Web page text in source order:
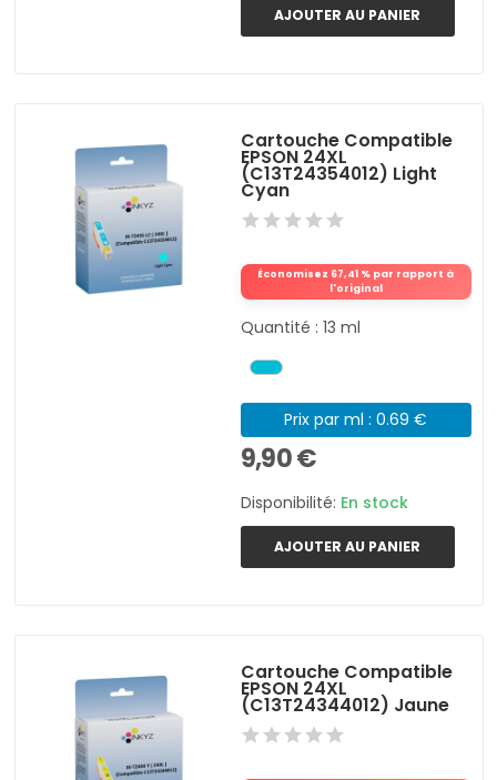
AJOUTER AU PANIER
Cartouche Compatible
EPSON 24XL
(C13T24354012) Light
Cyan
Économisez 67,41 % par rapport à
l'original
Quantité : 13 ml
Prix par ml : 0.69 €
9,90 €
Disponibilité: En stock
AJOUTER AU PANIER
Cartouche Compatible
EPSON 24XL
(C13T24344012) Jaune